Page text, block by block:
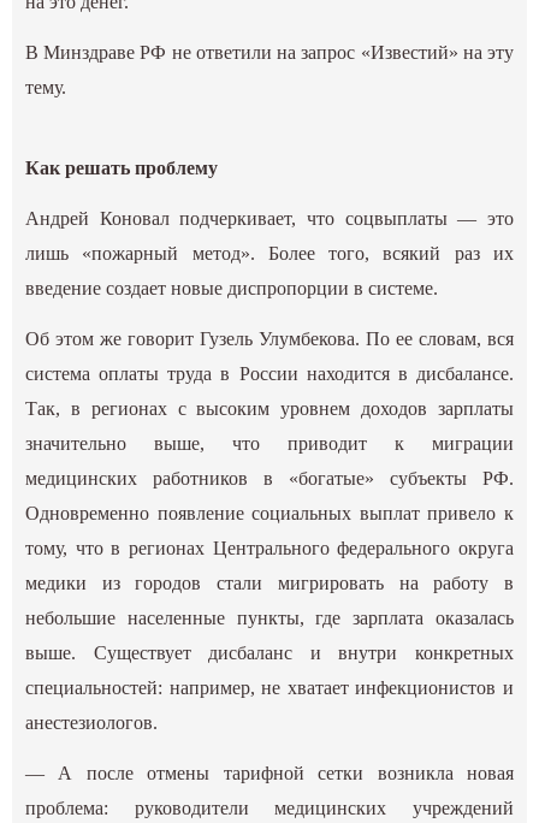
В Минздраве РФ не ответили на запрос «Известий» на эту
тему.
Как решать проблему
Андрей Коновал подчеркивает, что соцвыплаты — это
лишь «пожарный метод». Более того, всякий раз их
введение создает новые диспропорции в системе.
Об этом же говорит Гузель Улумбекова. По ее словам, вся
система оплаты труда в России находится в дисбалансе.
Так, в регионах с высоким уровнем доходов зарплаты
значительно выше, что приводит к миграции
медицинских работников в «богатые» субъекты РФ.
Одновременно появление социальных выплат привело к
тому, что в регионах Центрального федерального округа
медики из городов стали мигрировать на работу в
небольшие населенные пункты, где зарплата оказалась
выше. Существует дисбаланс и внутри конкретных
специальностей: например, не хватает инфекционистов и
анестезиологов.
— А после отмены тарифной сетки возникла новая
проблема: руководители медицинских учреждений